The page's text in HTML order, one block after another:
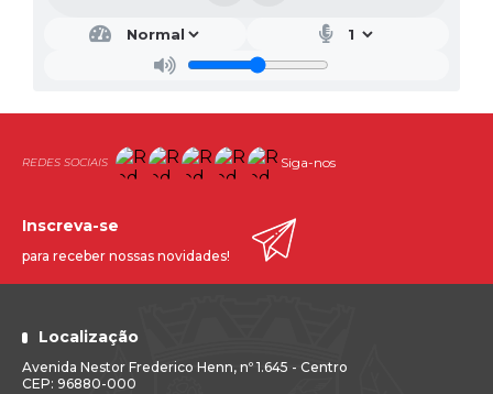
Siga-nos
Localização
Avenida Nestor Frederico Henn, nº 1.645 - Centro
CEP: 96880-000
Inscreva-se
para receber nossas novidades!